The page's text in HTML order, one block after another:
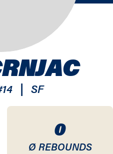
0
Ø REBOUNDS
14 | SF